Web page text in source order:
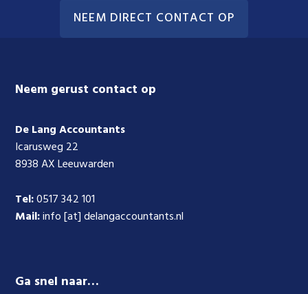
NEEM DIRECT CONTACT OP
Footer
Neem gerust contact op
De Lang Accountants
Icarusweg 22
8938 AX Leeuwarden
Tel:0517 342 101
Mail:info [at] delangaccountants.nl
Ga snel naar…